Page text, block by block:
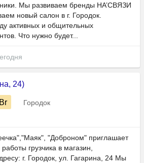
Мы развиваем бренды НА’СВЯЗИ
новый салон в г. Городок.
активных и общительных
Что нужно будет...
24)
Br
Городок
"Доброном" приглашает
грузчика в магазин,
г. Городок, ул. Гагарина, 24 Мы